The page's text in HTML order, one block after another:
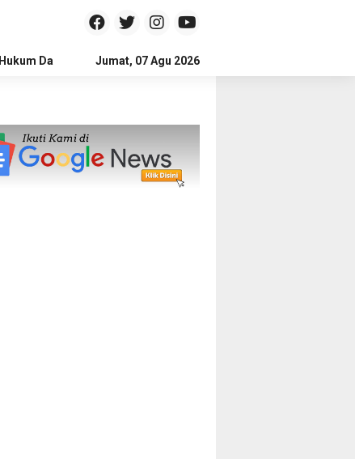
Hukum Dan Kriminal Politik Pendidikan
Jumat, 07 Agu 2026